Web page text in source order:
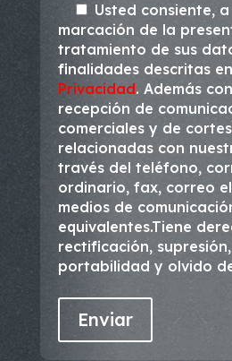
Usted consiente,
marcación de la
tratamiento de sus
finalidades descritas
Privacidad. Además
recepción de
comerciales y de
relacionadas con
través del teléfono,
ordinario, fax, correo
medios de
equivalentes.Tiene
rectificación,
portabilidad y olvido